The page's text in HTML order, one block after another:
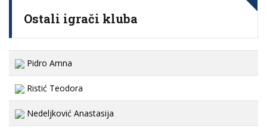
Ostali igrači kluba
Pidro Amna
Ristić Teodora
Nedeljković Anastasija